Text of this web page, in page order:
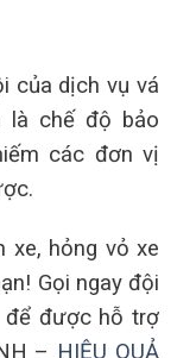
của dịch vụ vá
là chế độ bảo
các đơn vị
xe, hỏng vỏ xe
Gọi ngay đội
để được hỗ trợ
– HIỆU QUẢ